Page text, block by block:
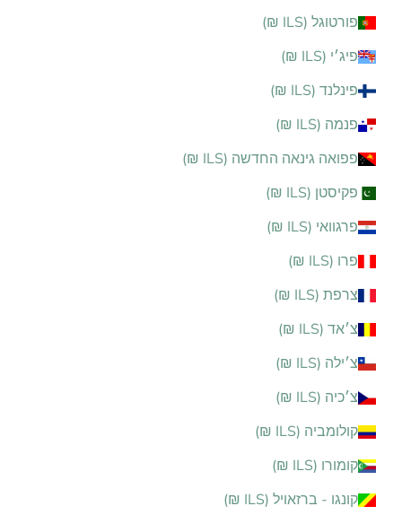
פורטוגל (ILS ₪)
פיג׳י (ILS ₪)
פינלנד (ILS ₪)
פנמה (ILS ₪)
פפואה גינאה החדשה (ILS ₪)
פקיסטן (ILS ₪)
פרגוואי (ILS ₪)
פרו (ILS ₪)
צרפת (ILS ₪)
צ׳אד (ILS ₪)
צ׳ילה (ILS ₪)
צ׳כיה (ILS ₪)
קולומביה (ILS ₪)
קומורו (ILS ₪)
קונגו - ברזאויל (ILS ₪)